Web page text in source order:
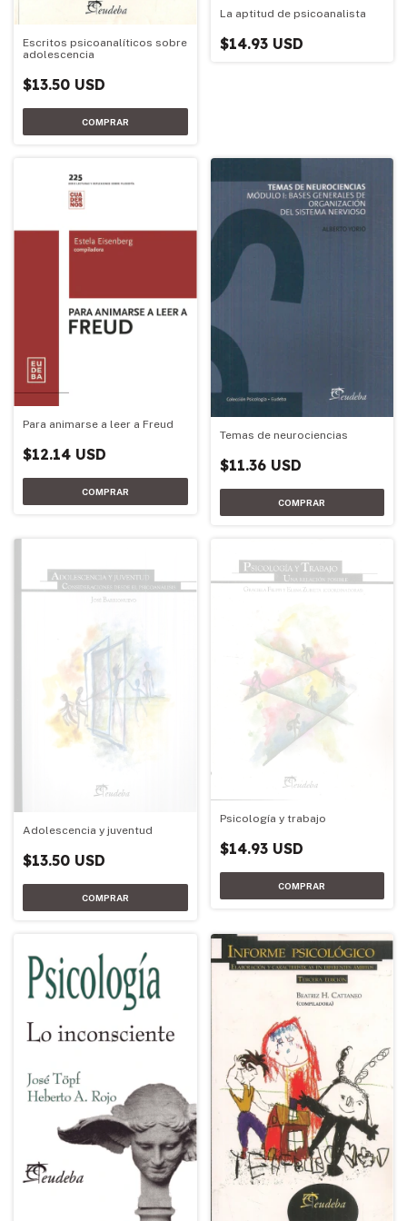
Escritos psicoanalíticos sobre
adolescencia
$13.50 USD
La aptitud de psicoanalista
$14.93 USD
Para animarse a leer a Freud
$12.14 USD
Temas de neurociencias
$11.36 USD
Adolescencia y juventud
$13.50 USD
Psicología y trabajo
$14.93 USD